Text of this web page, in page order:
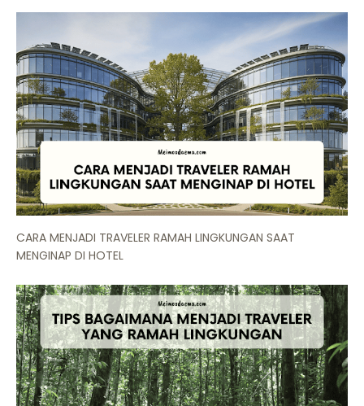
CARA MENJADI TRAVELER RAMAH LINGKUNGAN SAAT
MENGINAP DI HOTEL